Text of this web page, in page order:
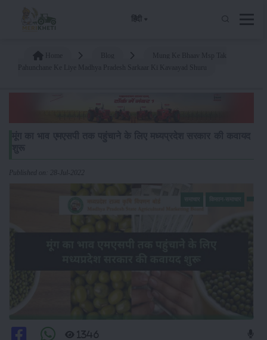
हिंदी
Published on: 28-Jul-2022
1346